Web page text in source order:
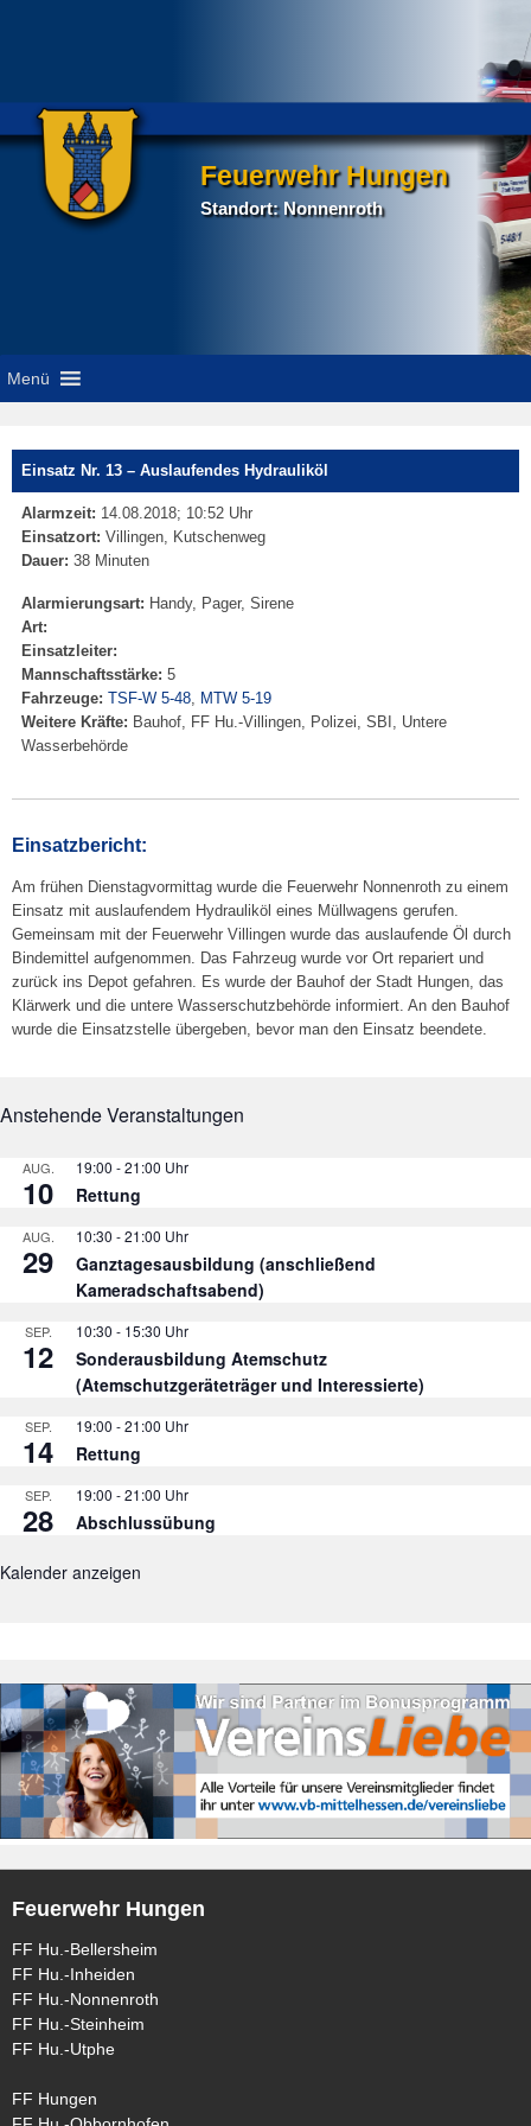
Feuerwehr Hungen
Standort: Nonnenroth
Menü
Einsatz Nr. 13 – Auslaufendes Hydrauliköl
Alarmzeit: 14.08.2018; 10:52 Uhr
Einsatzort: Villingen, Kutschenweg
Dauer: 38 Minuten
Alarmierungsart: Handy, Pager, Sirene
Art:
Einsatzleiter:
Mannschaftsstärke: 5
Fahrzeuge: TSF-W 5-48, MTW 5-19
Weitere Kräfte: Bauhof, FF Hu.-Villingen, Polizei, SBI, Untere
Wasserbehörde
Einsatzbericht:
Am frühen Dienstagvormittag wurde die Feuerwehr Nonnenroth zu einem
Einsatz mit auslaufendem Hydrauliköl eines Müllwagens gerufen.
Gemeinsam mit der Feuerwehr Villingen wurde das auslaufende Öl durch
Bindemittel aufgenommen. Das Fahrzeug wurde vor Ort repariert und
zurück ins Depot gefahren. Es wurde der Bauhof der Stadt Hungen, das
Klärwerk und die untere Wasserschutzbehörde informiert. An den Bauhof
wurde die Einsatzstelle übergeben, bevor man den Einsatz beendete.
Anstehende Veranstaltungen
AUG.
10
19:00 -21:00
Rettung
AUG.
29
10:30 -21:00
Ganztagesausbildung (anschließend
Kameradschaftsabend)
SEP.
12
10:30 - 15:30
Sonderausbildung Atemschutz
(Atemschutzgeräteträger und Interessierte)
SEP.
14
19:00 -21:00
Rettung
SEP.
28
19:00 -21:00
Abschlussübung
Kalender anzeigen
Feuerwehr Hungen
FF Hu.-Bellersheim
FF Hu.-Inheiden
FF Hu.-Nonnenroth
FF Hu.-Steinheim
FF Hu.-Utphe
FF Hungen